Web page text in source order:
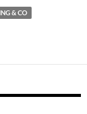
& CO